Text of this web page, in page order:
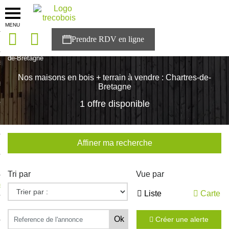
MENU
solutions
Trecobois
à NESTOR
de-Bretagne
Nos maisons en bois + terrain à vendre : Chartres-de-
Bretagne
1 offre disponible
Affiner ma recherche
Tri par Vue par
Liste Carte
Créer une alerte